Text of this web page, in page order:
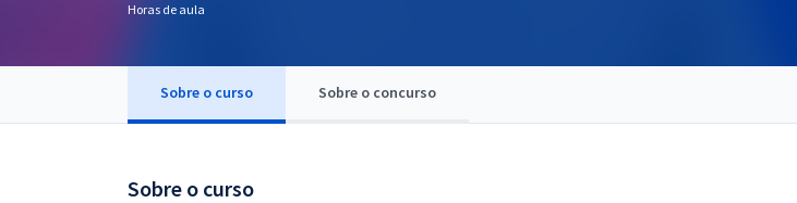
Conteúdo gratuito
Blog
Horas de aula
Sobre o curso Sobre o concurso
Sobre o curso